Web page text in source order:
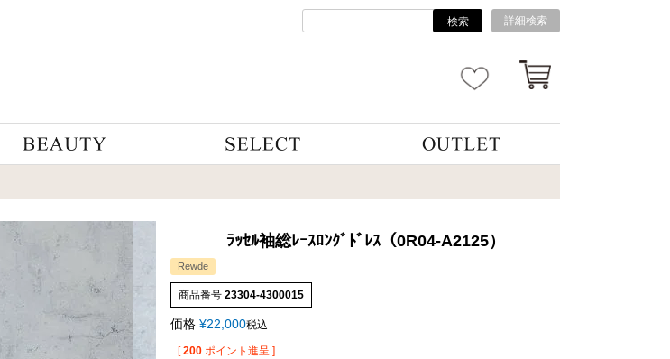
検索 詳細検索
ﾗｯｾﾙ袖総ﾚｰｽﾛﾝｸﾞﾄﾞﾚｽ（0R04-A2125）
Rewde
商品番号 23304-4300015
価格 ¥22,000税込
[ 200 ポイント進呈 ]